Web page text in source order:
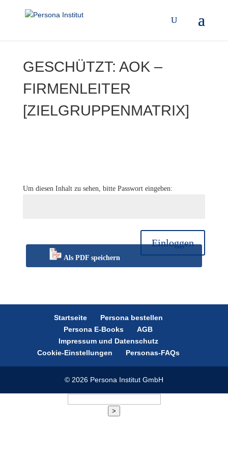
GESCHÜTZT: AOK –
FIRMENLEITER
[ZIELGRUPPENMATRIX]
Um diesen Inhalt zu sehen, bitte Passwort eingeben:
Einloggen
Als PDF speichern
Startseite
Persona bestellen
Persona E-Books
AGB
Impressum und Datenschutz
Cookie-Einstellungen
Personas-FAQs
© 2026 Persona Institut GmbH
>